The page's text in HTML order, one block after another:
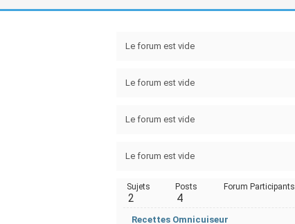
Le forum est vide
Le forum est vide
Le forum est vide
Le forum est vide
Sujets
2
Posts
4
Forum Participants
Recettes Omnicuiseur